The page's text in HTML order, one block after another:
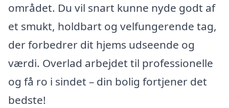
området. Du vil snart kunne nyde godt af
et smukt, holdbart og velfungerende tag,
der forbedrer dit hjems udseende og
værdi. Overlad arbejdet til professionelle
og få ro i sindet – din bolig fortjener det
bedste!